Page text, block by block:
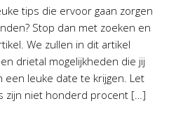
tips die ervoor gaan zorgen
Stop dan met zoeken en
We zullen in dit artikel
drietal mogelijkheden die jij
leuke date te krijgen. Let
zijn niet honderd procent […]